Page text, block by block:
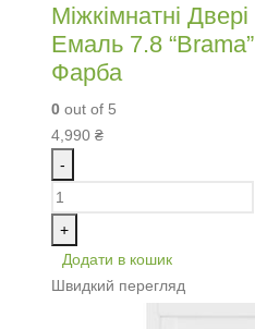
Міжкімнатні Двері
Емаль 7.8 “Brama”
Фарба
0 out of 5
4,990 ₴
-
+
Додати в кошик
Швидкий перегляд